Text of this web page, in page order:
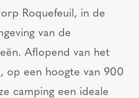
Roquefeuil, in de
van de
Aflopend van het
op een hoogte van 900
camping een ideale